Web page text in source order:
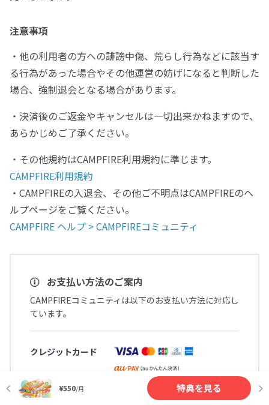
¥550/月 特典を見る
注意事項
・他の利用者の方への誹謗中傷、荒らし行為などに該当す
る行為があった場合やその他運営の妨げになると判断した
場合、強制退会となる場合があります。
・決済後のご返金やキャンセルは一切出来かねますので、
あらかじめご了承ください。
・その他規約はCAMPFIRE利用規約に準じます。
CAMPFIRE利用規約
・CAMPFIREの入退会、その他ご不明点はCAMPFIREのヘ
ルプページをご覧ください。
CAMPFIRE ヘルプ > CAMPFIREコミュニティ
お支払い方法のご案内
CAMPFIREコミュニティは以下のお支払い方法に対応し
ています。
クレジットカード
キャリア決済